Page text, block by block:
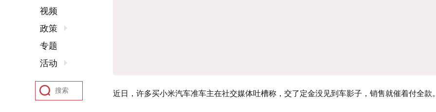
近日，许多买小米汽车准车主在社交媒体吐槽称，交了定金没见到车影子，销售就催着付全款。
视频
政策
专题
活动